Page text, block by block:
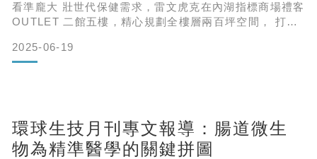
看準龐大 壯世代保健需求，雷文虎克在內湖指標商場禮客
OUTLET 二館五樓，精心規劃全樓層兩百坪空間， 打造
高端客製化服務。 影片來源：非凡電視
https://www.youtube.com/watch?v=SQ3l4BECCeI學
2025-06-19
環球生技月刊專文報導：腸道微生
物為精準醫學的關鍵拼圖